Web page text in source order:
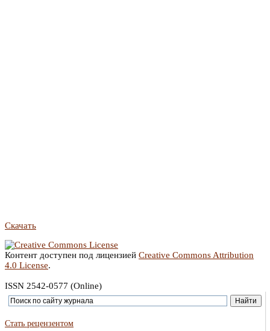
Скачать
Контент доступен под лицензией Creative Commons Attribution
4.0 License.
ISSN 2542-0577 (Online)
Стать рецензентом